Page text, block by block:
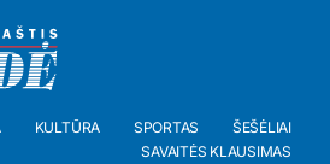
KULTŪRA SPORTAS
ŠEŠĖLIAI
SAVAITĖS KLAUSIMAS